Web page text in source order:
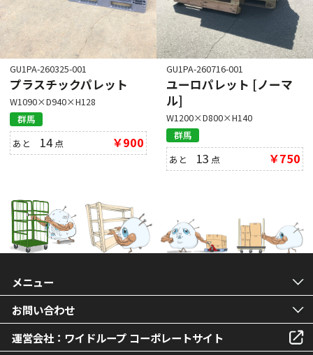
GU1PA-260325-001
プラスチックパレット
W1090×D940×H128
群馬
あと 14点 ￥900
GU1PA-260716-001
ユーロパレット [ノーマ
ル]
W1200×D800×H140
群馬
あと 13 点 ￥750
メニュー
お問い合わせ
運営会社：ワイドループ コーポレートサイト